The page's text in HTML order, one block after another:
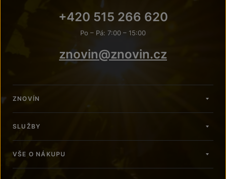
+420 515 266 620
Po – Pá: 7:00 – 15:00
znovin@znovin.cz
ZNOVÍN
SLUŽBY
VŠE O NÁKUPU